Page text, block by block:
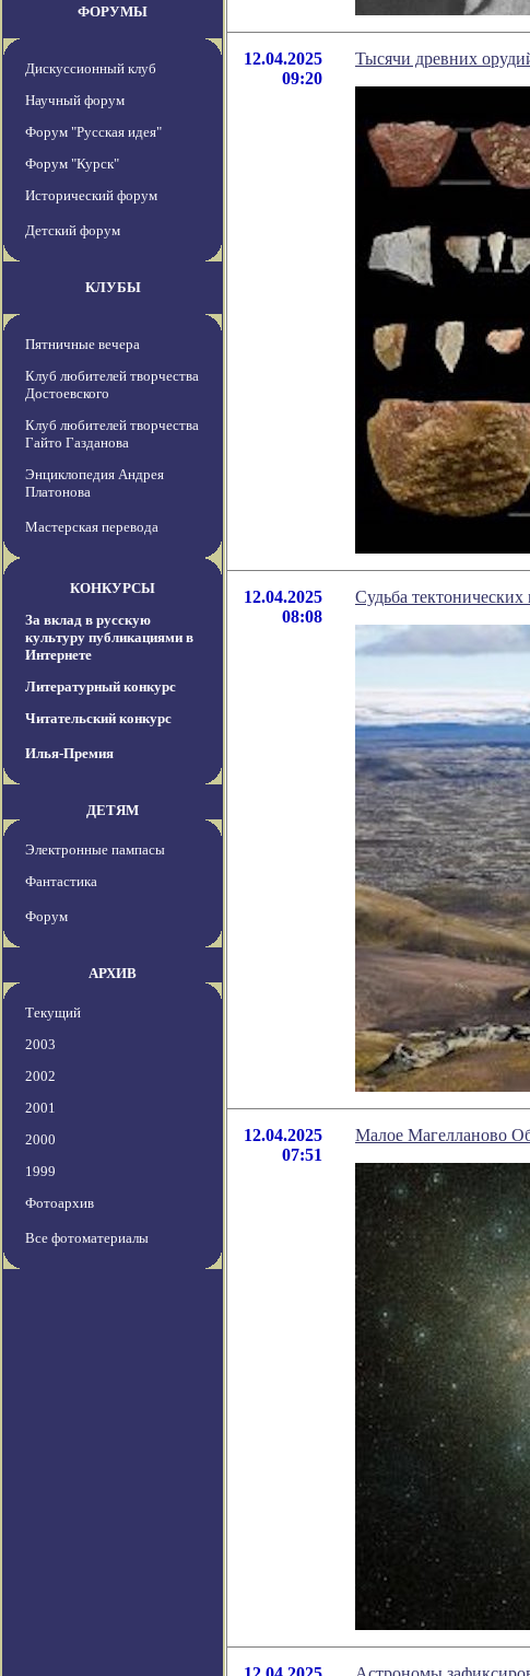
ФОРУМЫ
Дискуссионный клуб
Научный форум
Форум "Русская идея"
Форум "Курск"
Исторический форум
Детский форум
КЛУБЫ
Пятничные вечера
Клуб любителей творчества
Достоевского
Клуб любителей творчества
Гайто Газданова
Энциклопедия Андрея
Платонова
Мастерская перевода
КОНКУРСЫ
За вклад в русскую
культуру публикациями в
Интернете
Литературный конкурс
Читательский конкурс
Илья-Премия
ДЕТЯМ
Электронные пампасы
Фантастика
Форум
АРХИВ
Текущий
2003
2002
2001
2000
1999
Фотоархив
Все фотоматериалы
12.04.2025
09:20
Тысячи древних
12.04.2025
08:08
Судьба
12.04.2025
07:51
Малое Магелланово